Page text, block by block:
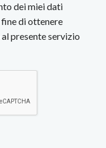
dei miei dati
di ottenere
presente servizio